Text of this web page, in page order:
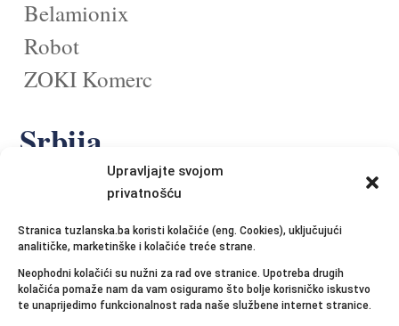
Upravljajte svojom
privatnošću
Stranica tuzlanska.ba koristi kolačiće (eng. Cookies), uključujući
analitičke, marketinške i kolačiće treće strane.
Neophodni kolačići su nužni za rad ove stranice. Upotreba drugih
kolačića pomaže nam da vam osiguramo što bolje korisničko iskustvo
te unaprijedimo funkcionalnost rada naše službene internet stranice.
Belamionix
Robot
ZOKI Komerc
Srbija
Metro
Slovenija